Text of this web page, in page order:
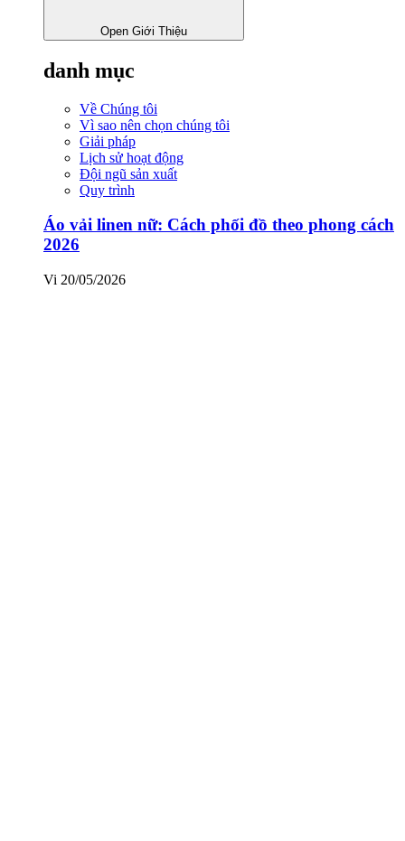
Open Giới Thiệu
danh mục
Về Chúng tôi
Vì sao nên chọn chúng tôi
Giải pháp
Lịch sử hoạt động
Đội ngũ sản xuất
Quy trình
Áo vải linen nữ: Cách phối đồ theo phong cách
2026
Vi 20/05/2026